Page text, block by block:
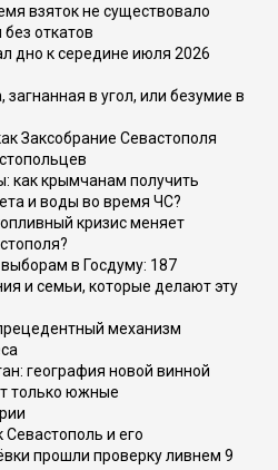
взяток не существовало
откатов
дно к середине июля 2026
в угол, или безумие в
Заксобрание Севастополя
как крымчанам получить
и воды во время ЧС?
кризис меняет
в Госдуму: 187
и семьи, которые делают эту
механизм
география новой винной
только южные
Севастополь и его
прошли проверку ливнем 9